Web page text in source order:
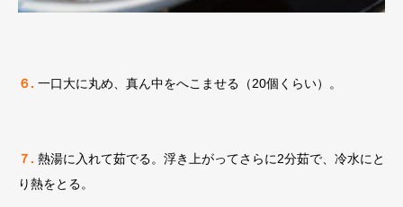
６. 一口大に丸め、真ん中をへこませる（20個くらい）。
７. 熱湯に入れて茹でる。浮き上がってさらに2分茹で、冷水にと
り熱をとる。